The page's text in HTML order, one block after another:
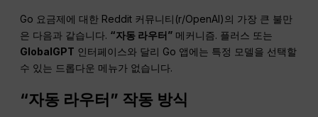
Go 요금제에 대한 Reddit 커뮤니티(r/OpenAI)의 가장 큰 불만
은 다음과 같습니다. “자동 라우터” 메커니즘. 플러스 또는
GlobalGPT 인터페이스와 달리 Go 앱에는 특정 모델을 선택할
수 있는 드롭다운 메뉴가 없습니다.
“자동 라우터” 작동 방식